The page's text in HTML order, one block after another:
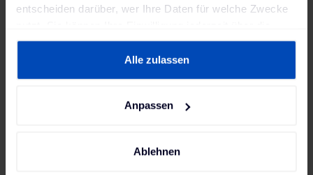
entscheiden darüber, wer Ihre Daten für welche Zwecke
Cookie-Erklärung oder durch Klicken auf das Privacy
Trigger Symbol ändern oder widerrufen
Informationen über Ihre geografische Lage erfassen,
Ihr Gerät durch aktives Scannen nach bestimmten
Alle zulassen
Anpassen
Ablehnen
Sie eineÜbersicht aller